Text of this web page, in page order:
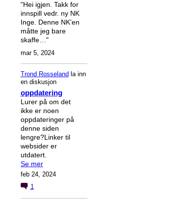
"Hei igjen. Takk for
innspill vedr. ny NK
Inge. Denne NK’en
måtte jeg bare
skaffe…"
mar 5, 2024
Trond Rosseland la inn
en diskusjon
oppdatering
Lurer på om det
ikke er noen
oppdateringer på
denne siden
lengre?Linker til
websider er
utdatert.
Se mer
feb 24, 2024
1